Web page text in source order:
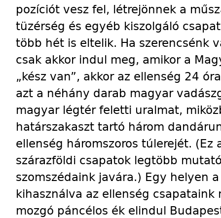
pozíciót vesz fel, létrejönnek a
tüzérség és egyéb kiszolgáló
több hét is eltelik. Ha szerencsénk
csak akkor indul meg, amikor a
„kész van”, akkor az ellenség 24
azt a néhány darab magyar
magyar légtér feletti uralmat,
határszakaszt tartó három
ellenség háromszoros túlerejét. (Ez
szárazföldi csapatok legtöbb
szomszédaink javára.) Egy helyen
kihasználva az ellenség
mozgó páncélos ék elindul